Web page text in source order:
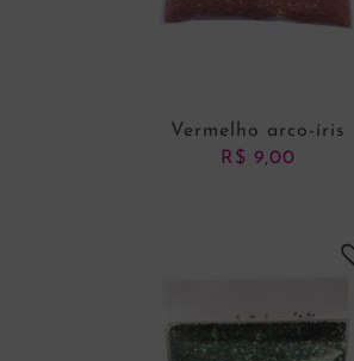
Vermelho arco-íris
R$ 9,00